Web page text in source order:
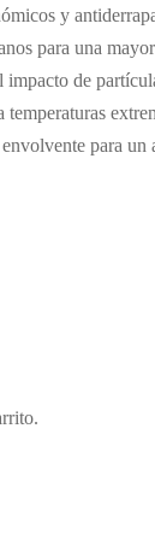
y
para una
impacto de
temperaturas
para un